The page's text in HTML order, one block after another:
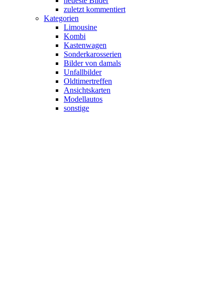
zuletzt kommentiert
Kategorien
Limousine
Kombi
Kastenwagen
Sonderkarosserien
Bilder von damals
Unfallbilder
Oldtimertreffen
Ansichtskarten
Modellautos
sonstige